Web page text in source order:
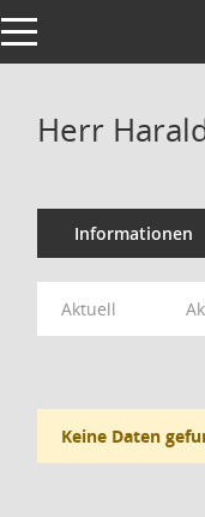
Toggle navigation
Herr
Informationen
Aktuell
Keine Daten